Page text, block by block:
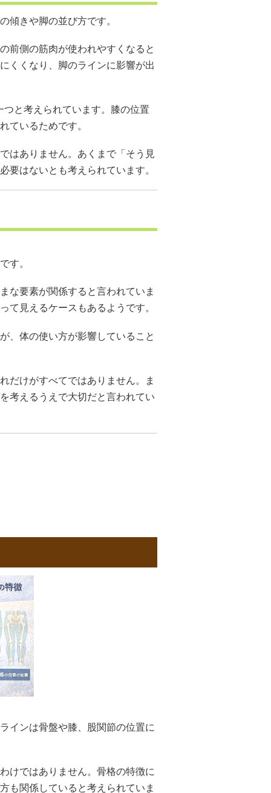
傾きや脚の並び方です。
前側の筋肉が使われやすくなると
くくなり、脚のラインに影響が出
と考えられています。膝の位置
ているためです。
はありません。あくまで「そう見
要はないとも考えられています。
す。
な要素が関係すると言われていま
て見えるケースもあるようです。
、体の使い方が影響していること
だけがすべてではありません。ま
考えるうえで大切だと言われてい
インは骨盤や膝、股関節の位置に
けではありません。骨格の特徴に
も関係していると考えられていま